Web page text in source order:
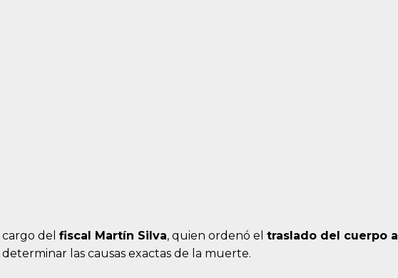
del fiscal Martín Silva, quien ordenó el traslado del cuerpo a
determinar las causas exactas de la muerte.